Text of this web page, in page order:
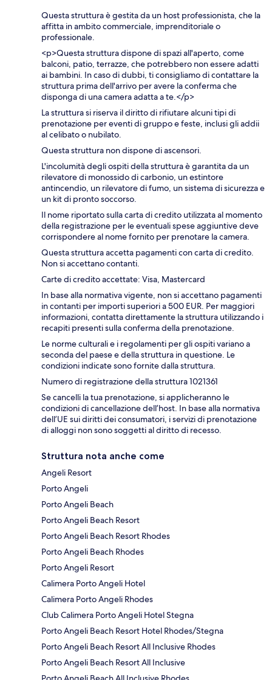
Questa struttura è gestita da un host professionista, che la
affitta in ambito commerciale, imprenditoriale o
professionale.
<p>Questa struttura dispone di spazi all'aperto, come
balconi, patio, terrazze, che potrebbero non essere adatti
ai bambini. In caso di dubbi, ti consigliamo di contattare la
struttura prima dell'arrivo per avere la conferma che
disponga di una camera adatta a te.</p>
La struttura si riserva il diritto di rifiutare alcuni tipi di
prenotazione per eventi di gruppo e feste, inclusi gli addii
al celibato o nubilato.
Questa struttura non dispone di ascensori.
L'incolumità degli ospiti della struttura è garantita da un
rilevatore di monossido di carbonio, un estintore
antincendio, un rilevatore di fumo, un sistema di sicurezza e
un kit di pronto soccorso.
Il nome riportato sulla carta di credito utilizzata al momento
della registrazione per le eventuali spese aggiuntive deve
corrispondere al nome fornito per prenotare la camera.
Questa struttura accetta pagamenti con carta di credito.
Non si accettano contanti.
Carte di credito accettate: Visa, Mastercard
In base alla normativa vigente, non si accettano pagamenti
in contanti per importi superiori a 500 EUR. Per maggiori
informazioni, contatta direttamente la struttura utilizzando i
recapiti presenti sulla conferma della prenotazione.
Le norme culturali e i regolamenti per gli ospiti variano a
seconda del paese e della struttura in questione. Le
condizioni indicate sono fornite dalla struttura.
Numero di registrazione della struttura 1021361
Se cancelli la tua prenotazione, si applicheranno le
condizioni di cancellazione dell’host. In base alla normativa
dell’UE sui diritti dei consumatori, i servizi di prenotazione
di alloggi non sono soggetti al diritto di recesso.
Struttura nota anche come
Angeli Resort
Porto Angeli
Porto Angeli Beach
Porto Angeli Beach Resort
Porto Angeli Beach Resort Rhodes
Porto Angeli Beach Rhodes
Porto Angeli Resort
Calimera Porto Angeli Hotel
Calimera Porto Angeli Rhodes
Club Calimera Porto Angeli Hotel Stegna
Porto Angeli Beach Resort Hotel Rhodes/Stegna
Porto Angeli Beach Resort All Inclusive Rhodes
Porto Angeli Beach Resort All Inclusive